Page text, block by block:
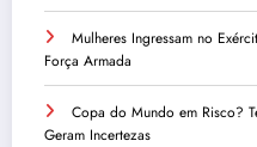
Mulheres Ingressam no
Força Armada
Copa do Mundo em Risco?
Geram Incertezas